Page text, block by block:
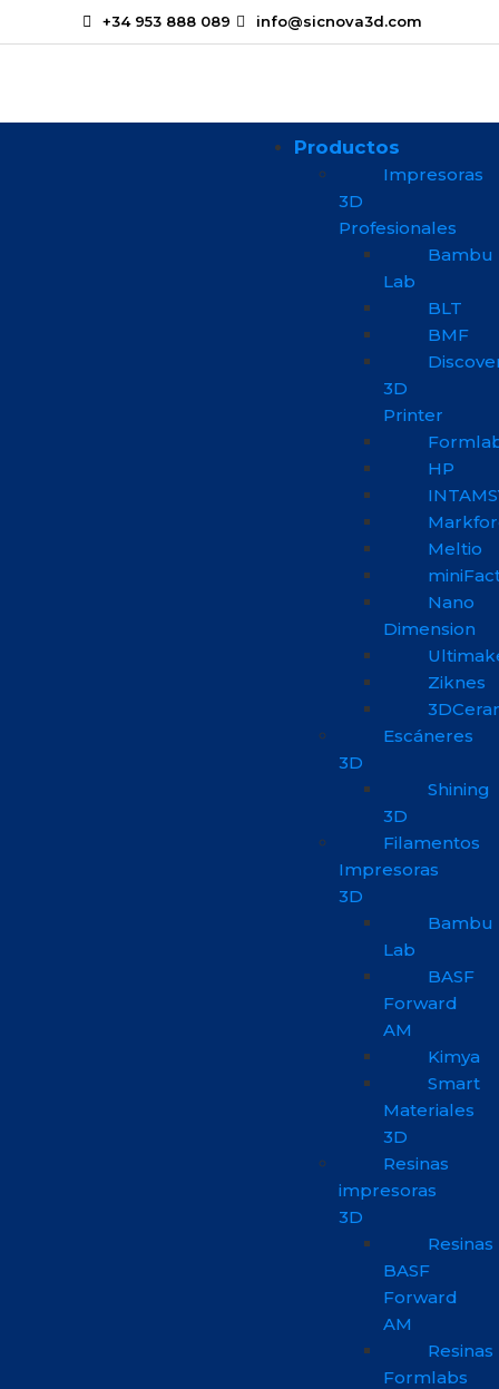
+34 953 888 089 info@sicnova3d.com
Productos
Impresoras
3D
Profesionales
Bambu
Lab
BLT
BMF
3D
Printer
HP
Meltio
Nano
Dimension
Ziknes
Escáneres
3D
Shining
3D
Filamentos
Impresoras
3D
Bambu
Lab
BASF
Forward
AM
Kimya
Smart
Materiales
3D
Resinas
impresoras
3D
Resinas
BASF
Forward
AM
Resinas
Formlabs